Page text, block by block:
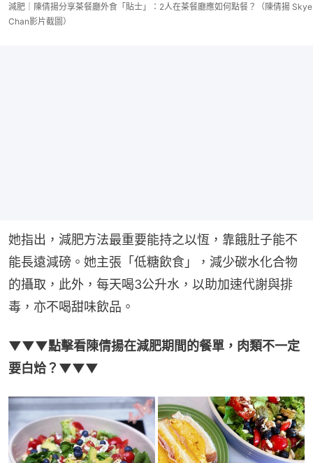
減肥｜陳倩揚分享茶餐廳外食「貼士」：2人在茶餐廳應如何點餐？（陳倩揚 Skye
Chan影片截圖）
她指出，減肥方法最重要能持之以恆，靠餓肚子能不
能長遠減磅。她主張「低糖飲食」，減少碳水化合物
的攝取，此外，每天喝3公升水，以助加速代謝與排
毒，亦不喝甜味飲品。
▼▼▼點擊看陳倩揚在減肥期間的餐單，肉類不一定
要白烚？▼▼▼